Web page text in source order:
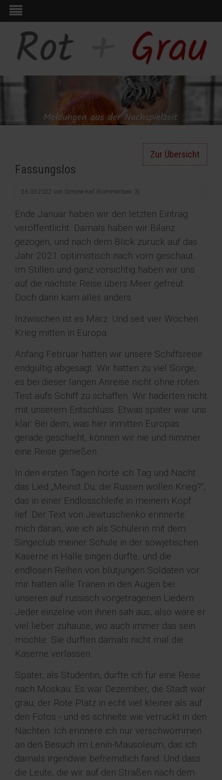
Zur Übersicht
Fassungslos
26.03.2022 von Simone Keil (Kommentare: 3)
Ende Januar haben wir den letzten Eintrag
veröffentlicht. Damals haben wir Bilanz
gezogen, und nach dem Blick zurück auf das
Jahr 2021 optimistisch nach vorn geschaut.
Im Stillen und ganz vorsichtig haben wir uns
auf die nächste Reise übers Meer gefreut.
Doch dann kam alles anders.
Inzwischen ist es März. Und seit vier Wochen
Krieg mitten in Europa.
Anfang Februar hatten wir unsere Schiffsreise
endgültig abgesagt. Wir hatten zu viel Sorge,
es bei dieser langen Anreise nicht ohne roten
Test aufs Schiff zu schaffen. Wir haderten nicht
mit unserem Entschluss. Etwas später war uns
klar: Bei dem, was hier inmitten Europas
gerade geschieht, können wir nie und nimmer
eine Reise genießen.
In den ersten Tagen hörte ich Tag und Nacht
das Lied „Meinst Du, die Russen wollen Krieg?“,
das in einer Endlosschleife in meinem Kopf
lief. Der Text von Jewtuschenko erinnerte
mich daran, wie ich als Schülerin mit dem
Singeclub meiner Schule in der sowjetischen
Kaserne in Halle singen durfte, und die
endlosen Reihen von blutjungen Soldaten vor
mir hatten alle Tränen in den Augen bei
unseren auf russisch vorgetragenen Liedern.
Jeder einzelne von ihnen sah aus, also wäre er
viel lieber zuhause, wo auch immer das sein
mochte. Sie durften damals nicht mal die
Kaserne verlassen.
Später, als Studentin, durfte ich für eine Reise
nach Moskau. Es war Dezember, die Stadt war
grau, der Rote Platz in echt viel kleiner als auf
den Fotos - und es schneite wie verrückt in den
Nächten. Ich erinnere ich nur verschwommen
an den Besuch im Lenin-Mausoleum, das ich
damals irgendwie befremdlich fand. Und dass
die Leute, die wir auf den Straßen nach dem